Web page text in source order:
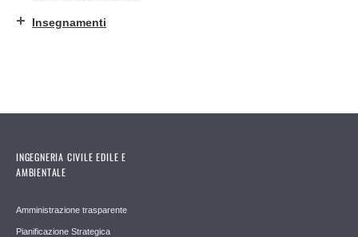
Insegnamenti
INGEGNERIA CIVILE EDILE E
AMBIENTALE
Amministrazione trasparente
Pianificazione Strategica